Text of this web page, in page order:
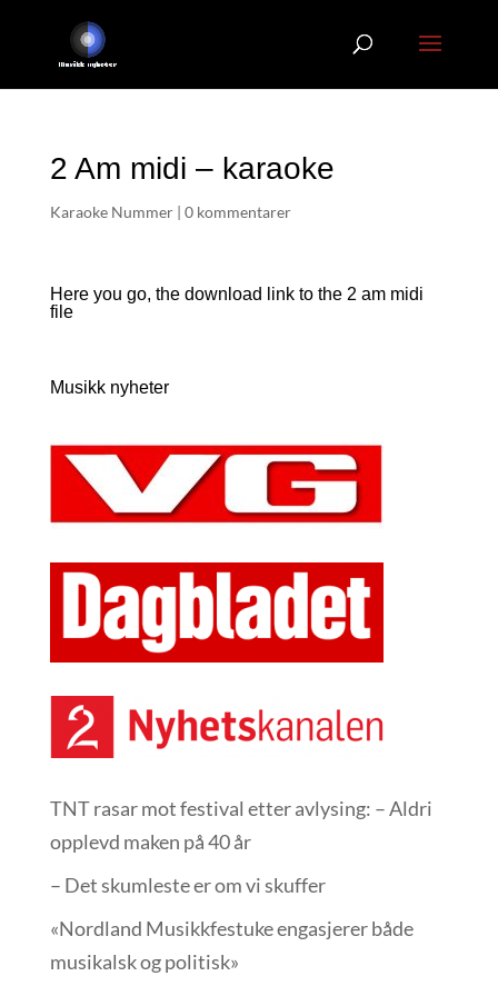
2 Am midi – karaoke
Karaoke Nummer| 0 kommentarer
Here you go, the download link to the 2 am midi
file
Musikk nyheter
TNT rasar mot festival etter avlysing: – Aldri
opplevd maken på 40 år
– Det skumleste er om vi skuffer
«Nordland Musikkfest­uke engasjerer både
musikalsk og politisk»